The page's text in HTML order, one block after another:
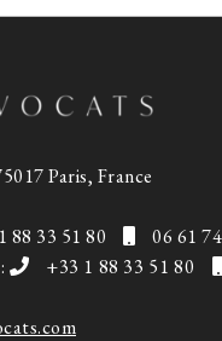
Paris, France
88 33 51 80
06 61
+33 1 88 33 51 80